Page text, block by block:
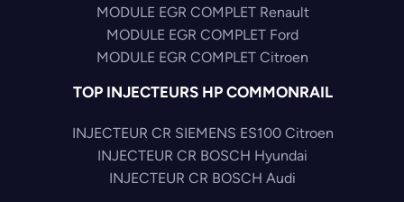
MODULE EGR COMPLET Renault
MODULE EGR COMPLET Ford
MODULE EGR COMPLET Citroen
TOP INJECTEURS HP COMMONRAIL
INJECTEUR CR SIEMENS ES100 Citroen
INJECTEUR CR BOSCH Hyundai
INJECTEUR CR BOSCH Audi